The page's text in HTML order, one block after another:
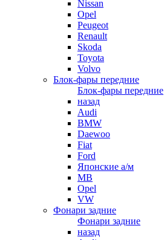
Nissan
Opel
Peugeot
Renault
Skoda
Toyota
Volvo
Блок-фары передние
Блок-фары передние
назад
Audi
BMW
Daewoo
Fiat
Ford
Японские а/м
MB
Opel
VW
Фонари задние
Фонари задние
назад